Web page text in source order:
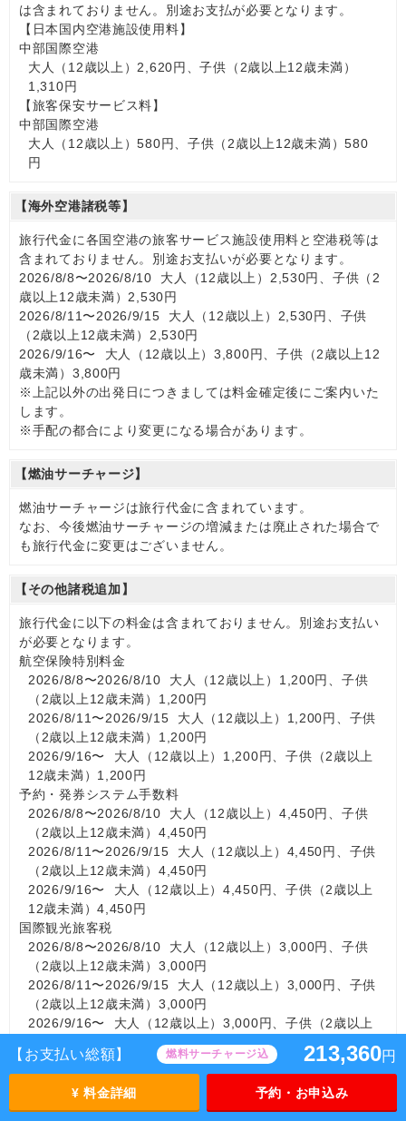
【お支払い総額】 燃料サーチャージ込 213,360円
¥ 料金詳細 予約・お申込み
は含まれておりません。別途お支払が必要となります。
【日本国内空港施設使用料】
中部国際空港
大人（12歳以上）2,620円、子供（2歳以上12歳未満）
1,310円
【旅客保安サービス料】
中部国際空港
大人（12歳以上）580円、子供（2歳以上12歳未満）580
円
【海外空港諸税等】
旅行代金に各国空港の旅客サービス施設使用料と空港税等は
含まれておりません。別途お支払いが必要となります。
2026/8/8〜2026/8/10 大人（12歳以上）2,530円、子供（2
歳以上12歳未満）2,530円
2026/8/11〜2026/9/15 大人（12歳以上）2,530円、子供
（2歳以上12歳未満）2,530円
2026/9/16〜 大人（12歳以上）3,800円、子供（2歳以上12
歳未満）3,800円
※上記以外の出発日につきましては料金確定後にご案内いた
します。
※手配の都合により変更になる場合があります。
【燃油サーチャージ】
燃油サーチャージは旅行代金に含まれています。
なお、今後燃油サーチャージの増減または廃止された場合で
も旅行代金に変更はございません。
【その他諸税追加】
旅行代金に以下の料金は含まれておりません。別途お支払い
が必要となります。
航空保険特別料金
2026/8/8〜2026/8/10 大人（12歳以上）1,200円、子供
（2歳以上12歳未満）1,200円
2026/8/11〜2026/9/15 大人（12歳以上）1,200円、子供
（2歳以上12歳未満）1,200円
2026/9/16〜 大人（12歳以上）1,200円、子供（2歳以上
12歳未満）1,200円
予約・発券システム手数料
2026/8/8〜2026/8/10 大人（12歳以上）4,450円、子供
（2歳以上12歳未満）4,450円
2026/8/11〜2026/9/15 大人（12歳以上）4,450円、子供
（2歳以上12歳未満）4,450円
2026/9/16〜 大人（12歳以上）4,450円、子供（2歳以上
12歳未満）4,450円
国際観光旅客税
2026/8/8〜2026/8/10 大人（12歳以上）3,000円、子供
（2歳以上12歳未満）3,000円
2026/8/11〜2026/9/15 大人（12歳以上）3,000円、子供
（2歳以上12歳未満）3,000円
2026/9/16〜 大人（12歳以上）3,000円、子供（2歳以上
【取引条件説明書面の交付について】